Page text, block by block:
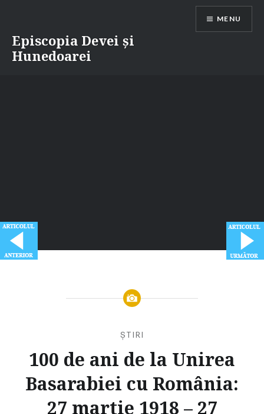
content
Episcopia Devei și
Hunedoarei
MENU
ȘTIRI
100 de ani de la Unirea
Basarabiei cu România:
27 martie 1918 – 27